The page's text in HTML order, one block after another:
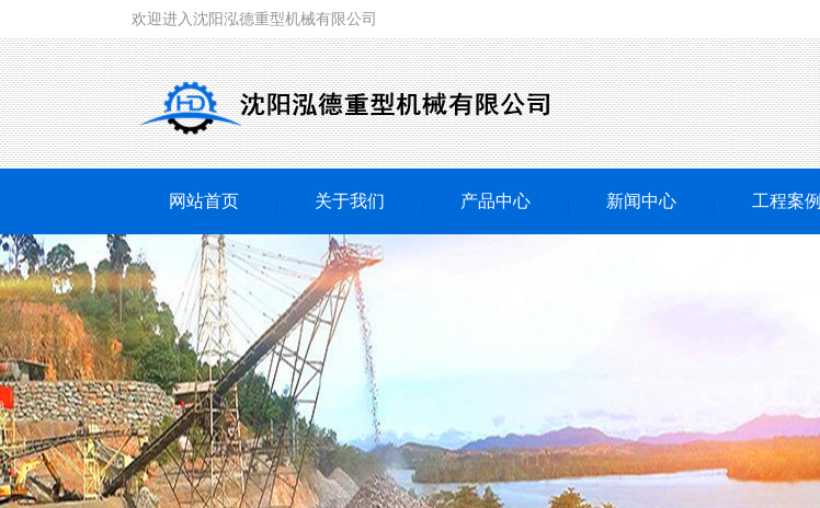
欢迎进入沈阳泓德重型机械有限公司
网站首页 关于我们 产品中心 新闻中心 工程案例